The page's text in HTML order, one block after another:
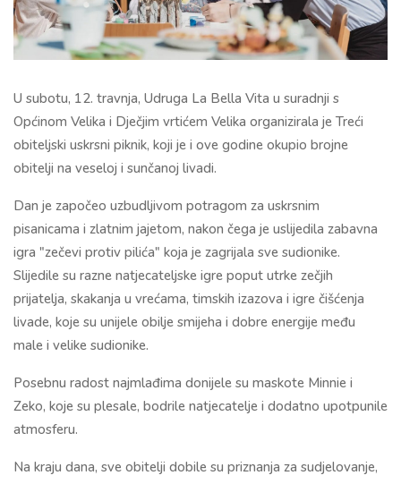
U subotu, 12. travnja, Udruga La Bella Vita u suradnji s
Općinom Velika i Dječjim vrtićem Velika organizirala je Treći
obiteljski uskrsni piknik, koji je i ove godine okupio brojne
obitelji na veseloj i sunčanoj livadi.
Dan je započeo uzbudljivom potragom za uskrsnim
pisanicama i zlatnim jajetom, nakon čega je uslijedila zabavna
igra "zečevi protiv pilića" koja je zagrijala sve sudionike.
Slijedile su razne natjecateljske igre poput utrke zečjih
prijatelja, skakanja u vrećama, timskih izazova i igre čišćenja
livade, koje su unijele obilje smijeha i dobre energije među
male i velike sudionike.
Posebnu radost najmlađima donijele su maskote Minnie i
Zeko, koje su plesale, bodrile natjecatelje i dodatno upotpunile
atmosferu.
Na kraju dana, sve obitelji dobile su priznanja za sudjelovanje,